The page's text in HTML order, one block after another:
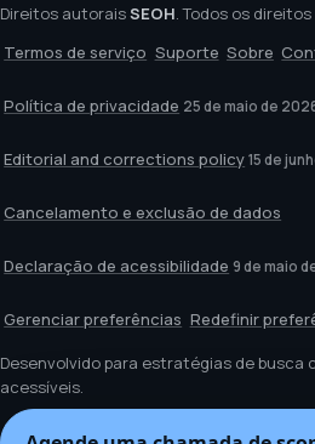
Direitos autoraisSEOH. Todos os
Termos de serviço Suporte Sobre
Política de privacidade 25 de maio de
Editorial and corrections policy 15 de
Cancelamento e exclusão de dados
Declaração de acessibilidade 9 de maio
Gerenciar preferências Redefinir
Desenvolvido para estratégias de busca
acessíveis.